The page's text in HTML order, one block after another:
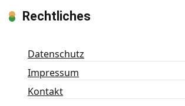
Rechtliches
Datenschutz
Impressum
Kontakt